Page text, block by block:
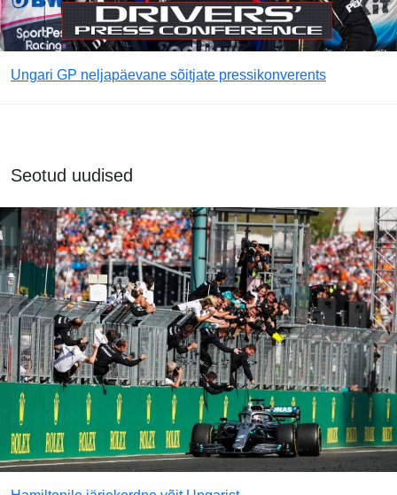
Ungari GP neljapäevane sõitjate pressikonverents
Seotud uudised